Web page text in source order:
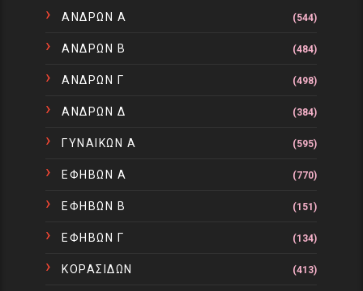
ΑΝΔΡΩΝ Α (544)
ΑΝΔΡΩΝ Β (484)
ΑΝΔΡΩΝ Γ (498)
ΑΝΔΡΩΝ Δ (384)
ΓΥΝΑΙΚΩΝ Α (595)
ΕΦΗΒΩΝ Α (770)
ΕΦΗΒΩΝ Β (151)
ΕΦΗΒΩΝ Γ (134)
ΚΟΡΑΣΙΔΩΝ (413)